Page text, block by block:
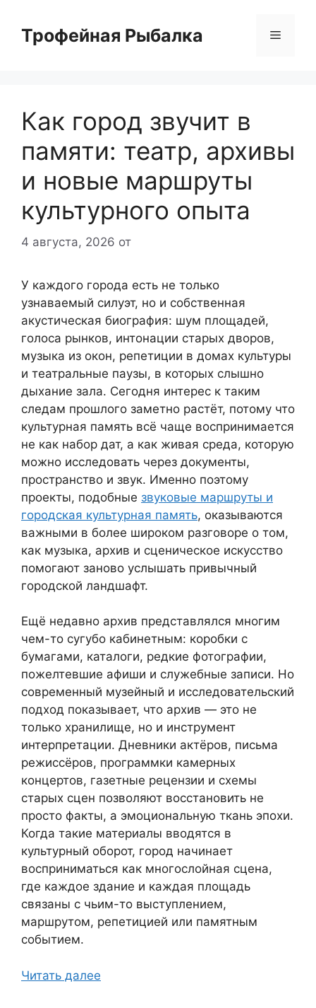
содержимому
Трофейная Рыбалка Меню
Как город звучит в
памяти: театр, архивы
и новые маршруты
культурного опыта
4 августа, 2026 от
У каждого города есть не только
узнаваемый силуэт, но и собственная
акустическая биография: шум площадей,
голоса рынков, интонации старых дворов,
музыка из окон, репетиции в домах культуры
и театральные паузы, в которых слышно
дыхание зала. Сегодня интерес к таким
следам прошлого заметно растёт, потому что
культурная память всё чаще воспринимается
не как набор дат, а как живая среда, которую
можно исследовать через документы,
пространство и звук. Именно поэтому
проекты, подобные звуковые маршруты и
городская культурная память, оказываются
важными в более широком разговоре о том,
как музыка, архив и сценическое искусство
помогают заново услышать привычный
городской ландшафт.
Ещё недавно архив представлялся многим
чем-то сугубо кабинетным: коробки с
бумагами, каталоги, редкие фотографии,
пожелтевшие афиши и служебные записи. Но
современный музейный и исследовательский
подход показывает, что архив — это не
только хранилище, но и инструмент
интерпретации. Дневники актёров, письма
режиссёров, программки камерных
концертов, газетные рецензии и схемы
старых сцен позволяют восстановить не
просто факты, а эмоциональную ткань эпохи.
Когда такие материалы вводятся в
культурный оборот, город начинает
восприниматься как многослойная сцена,
где каждое здание и каждая площадь
связаны с чьим-то выступлением,
маршрутом, репетицией или памятным
событием.
Читать далее